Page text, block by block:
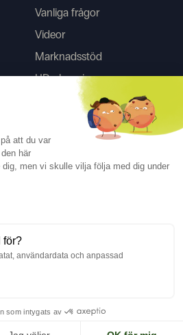
Vanliga frågor
Videor
Marknadsstöd
HD-skanning
att du var
här
men vi skulle vilja följa med dig under
för?
användardata och anpassad
som intygats av